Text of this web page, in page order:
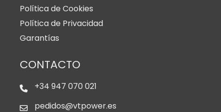
Política de Cookies
Política de Privacidad
Garantías
CONTACTO
+34 947 070 021
pedidos@vtpower.es